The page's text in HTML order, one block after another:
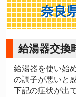
奈良
給湯器交換
給湯器を使い始
の調子が悪いと
下記の症状が出